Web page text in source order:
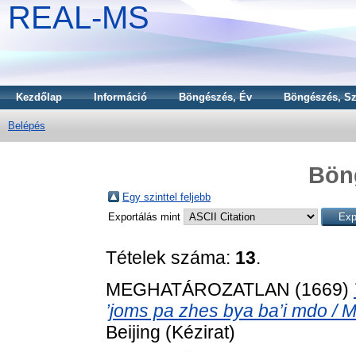
REAL-MS
Kezdőlap Információ Böngészés, Év Böngészés,
Belépés
Egy szinttel feljebb
Exportálás mint
Tételek száma: 13.
MEGHATÁROZATLAN (1669)
’joms pa zhes bya ba’i mdo /
Beijing (Kézirat)